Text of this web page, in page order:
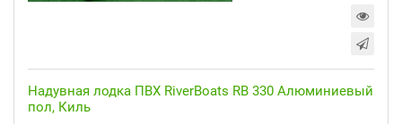
Надувная лодка ПВХ RiverBoats RB 330 Алюминиевый
пол, Киль